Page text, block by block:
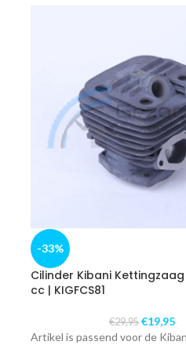
-33%
Cilinder Kibani
cc | KIGFCS81
€29,95 €19,95
Artikel is passend voor de